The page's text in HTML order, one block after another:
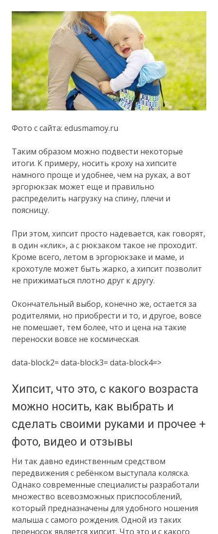
Фото с сайта: edusmamoy.ru
Таким образом можно подвести некоторые
итоги. К примеру, носить кроху на хипсите
намного проще и удобнее, чем на руках, а вот
эргорюкзак может еще и правильно
распределить нагрузку на спину, плечи и
поясницу.
При этом, хипсит просто надевается, как говорят,
в один «клик», а с рюкзаком такое не проходит.
Кроме всего, летом в эргорюкзаке и маме, и
крохотуле может быть жарко, а хипсит позволит
не прижиматься плотно друг к другу.
Окончательный выбор, конечно же, остается за
родителями, но приобрести и то, и другое, вовсе
не помешает, тем более, что и цена на такие
переноски вовсе не космическая.
data-block2= data-block3= data-block4=>
Хипсит, что это, с какого возраста
можно носить, как выбрать и
сделать своими руками и прочее +
фото, видео и отзывы
Ни так давно единственным средством
передвижения с ребёнком выступала коляска.
Однако современные специалисты разработали
множество всевозможных приспособлений,
который предназначены для удобного ношения
малыша с самого рождения. Одной из таких
переносок является хипсит. Что это и с какого